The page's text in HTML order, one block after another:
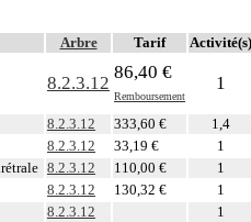
Arbre Tarif Activité(s)
8.2.3.12
86,40 €
Remboursement
1
8.2.3.12 333,60 € 1,4
8.2.3.12 33,19 € 1
8.2.3.12 110,00 € 1
8.2.3.12 130,32 € 1
8.2.3.12 1